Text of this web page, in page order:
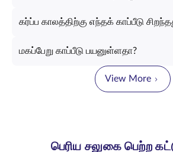
கர்ப்ப காலத்திற்கு எந்தக் காப்பீடு
மகப்பேறு காப்பீடு பயனுள்ளதா?
View More
பெரிய சலுகை பெற்ற